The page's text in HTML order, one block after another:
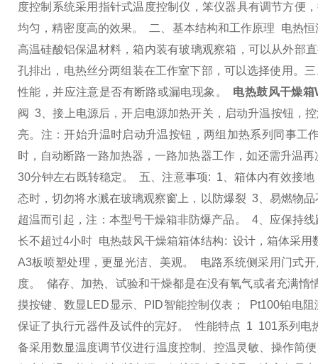
度控制系统采用指针式温度控制仪，笨仪器具有调节方便
均匀，精密度高的效果。
二、基本结构和工作原理 电热
高温硅酸铝保温材料，箱内装有玻璃观察箱，可以从外部
孔排出，电热丝分两组装在工作室下部，可以选择使用。
性能，并应注意是否有断路或漏电现象。 电热鼓风干燥
阀3、接上电源后，开启电源加热开关，启动升温按钮，
亮。注：开始升温时启动升温按钮，两组加热系列同事工
时，自动断路一路加热器，一路加热器工作，如还需升温
30分钟左右既转稳定。 五、注意事项: 1、箱体内有效接
态时，切勿将水溅在玻璃观察窗上，以防爆裂 3、易燃物
超温而引起，注：本型号干燥箱非防爆产品。 4、应保持
长不超过4小时 电热鼓风干燥箱箱体结构: 设计，箱体采
A3板喷塑处理，更显光洁、美观。 电路系统侧采用门式
度。 储存、加热、试验和干燥都是在没有氧气或者充满
摸按键、数显LED显示、PID智能控制仪表； Pt100铂电
保证了执行元器件及试件的完好。性能特点 1 101系列电
备采用数显温度调节仪进行温度控制、控温灵敏、操作简